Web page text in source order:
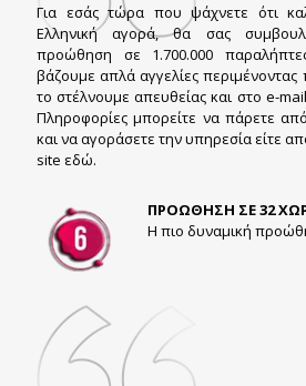
Για εσάς τώρα που ψάχνετε ότι
Ελληνική αγορά, θα σας
προώθηση σε 1.700.000
βάζουμε απλά αγγελίες περιμένοντας
το στέλνουμε απευθείας και στο e-
Πληροφορίες μπορείτε να πάρετε από
και να αγοράσετε την υπηρεσία είτε
site εδώ.
ΠΡΟΩΘΗΣΗ ΣΕ 32
Η πιο δυναμική